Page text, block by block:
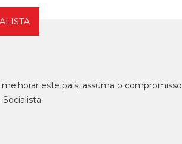
este país, assuma o compromisso